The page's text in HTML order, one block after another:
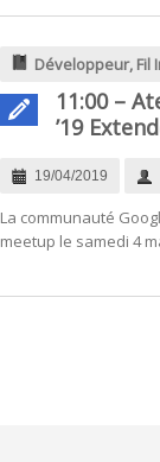
Développeur, Fil
11:00 –
’19
19/04/2019
La communauté
meetup le samedi 4